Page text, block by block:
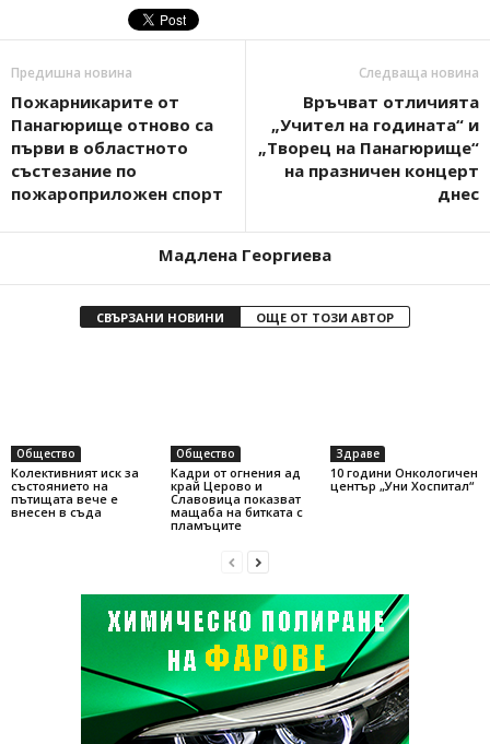
Предишна новина
Пожарникарите от
Панагюрище отново са
първи в областното
състезание по
пожароприложен спорт
Следваща новина
Връчват отличията
„Учител на годината“ и
„Творец на Панагюрище“
на празничен концерт
днес
Мадлена Георгиева
СВЪРЗАНИ НОВИНИ ОЩЕ ОТ ТОЗИ АВТОР
Общество
Колективният иск за
състоянието на
пътищата вече е
внесен в съда
Общество
Кадри от огнения ад
край Церово и
Славовица показват
мащаба на битката с
пламъците
Здраве
10 години Онкологичен
център „Уни Хоспитал“